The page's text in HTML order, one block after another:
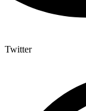
Twitter